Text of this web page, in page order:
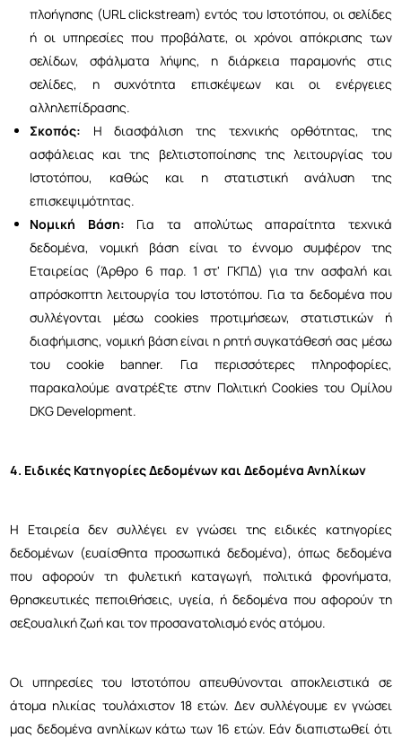
πλοήγησης (URL clickstream) εντός του Ιστοτόπου, οι σελίδες
ή οι υπηρεσίες που προβάλατε, οι χρόνοι απόκρισης των
σελίδων, σφάλματα λήψης, η διάρκεια παραμονής στις
σελίδες, η συχνότητα επισκέψεων και οι ενέργειες
αλληλεπίδρασης.
Σκοπός: Η διασφάλιση της τεχνικής ορθότητας, της
ασφάλειας και της βελτιστοποίησης της λειτουργίας του
Ιστοτόπου, καθώς και η στατιστική ανάλυση της
επισκεψιμότητας.
Νομική Βάση: Για τα απολύτως απαραίτητα τεχνικά
δεδομένα, νομική βάση είναι το έννομο συμφέρον της
Εταιρείας (Άρθρο 6 παρ. 1 στ' ΓΚΠΔ) για την ασφαλή και
απρόσκοπτη λειτουργία του Ιστοτόπου. Για τα δεδομένα που
συλλέγονται μέσω cookies προτιμήσεων, στατιστικών ή
διαφήμισης, νομική βάση είναι η ρητή συγκατάθεσή σας μέσω
του cookie banner. Για περισσότερες πληροφορίες,
παρακαλούμε ανατρέξτε στην Πολιτική Cookies του Ομίλου
DKG Development.
4. Ειδικές Κατηγορίες Δεδομένων και Δεδομένα Ανηλίκων
Η Εταιρεία δεν συλλέγει εν γνώσει της ειδικές κατηγορίες
δεδομένων (ευαίσθητα προσωπικά δεδομένα), όπως δεδομένα
που αφορούν τη φυλετική καταγωγή, πολιτικά φρονήματα,
θρησκευτικές πεποιθήσεις, υγεία, ή δεδομένα που αφορούν τη
σεξουαλική ζωή και τον προσανατολισμό ενός ατόμου.
Οι υπηρεσίες του Ιστοτόπου απευθύνονται αποκλειστικά σε
άτομα ηλικίας τουλάχιστον 18 ετών. Δεν συλλέγουμε εν γνώσει
μας δεδομένα ανηλίκων κάτω των 16 ετών. Εάν διαπιστωθεί ότι